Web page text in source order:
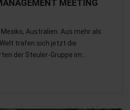
MEETING
Mexiko, Australien. Aus mehr als
trafen sich jetzt die
der Steuler-Gruppe im…